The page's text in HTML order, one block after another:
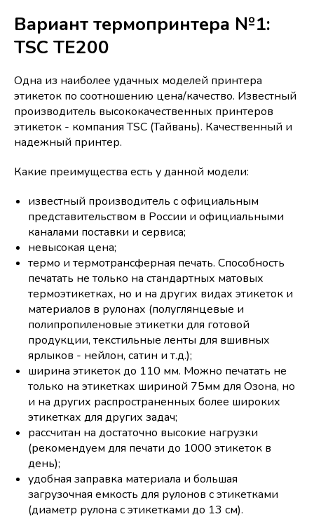
Вариант термопринтера №1:
TSC TE200
Одна из наиболее удачных моделей принтера
этикеток по соотношению цена/качество. Известный
производитель высококачественных принтеров
этикеток - компания TSC (Тайвань). Качественный и
надежный принтер.
Какие преимущества есть у данной модели:
известный производитель с официальным
представительством в России и официальными
каналами поставки и сервиса;
невысокая цена;
термо и термотрансферная печать. Способность
печатать не только на стандартных матовых
термоэтикетках, но и на других видах этикеток и
материалов в рулонах (полуглянцевые и
полипропиленовые этикетки для готовой
продукции, текстильные ленты для вшивных
ярлыков - нейлон, сатин и т.д.);
ширина этикеток до 110 мм. Можно печатать не
только на этикетках шириной 75мм для Озона, но
и на других распространенных более широких
этикетках для других задач;
рассчитан на достаточно высокие нагрузки
(рекомендуем для печати до 1000 этикеток в
день);
удобная заправка материала и большая
загрузочная емкость для рулонов с этикетками
(диаметр рулона с этикетками до 13 см).